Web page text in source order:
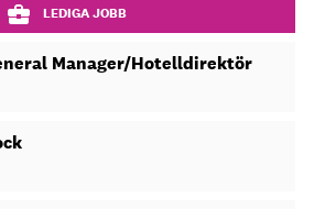
LEDIGA JOBB
Manager/Hotelldirektör